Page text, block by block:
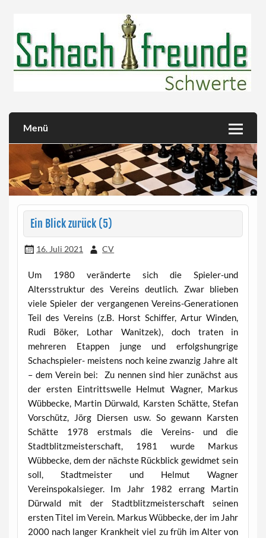
Menü
Ein Blick zurück (5)
16. Juli 2021 CV
Um 1980 veränderte sich die Spieler-und
Altersstruktur des Vereins deutlich. Zwar blieben
viele Spieler der vergangenen Vereins-Generationen
Teil des Vereins (z.B. Horst Schiffer, Artur Winden,
Rudi Böker, Lothar Wanitzek), doch traten in
mehreren Etappen junge und erfolgshungrige
Schachspieler- meistens noch keine zwanzig Jahre alt
– dem Verein bei:
Zu nennen sind hier zunächst aus
der ersten Eintrittswelle Helmut Wagner, Markus
Wübbecke, Martin Dürwald, Karsten Schätte, Stefan
Vorschütz, Jörg Diersen usw. So gewann Karsten
Schätte 1978 erstmals die Vereins- und die
Stadtblitzmeisterschaft, 1981 wurde Markus
Wübbecke, dem der nächste Rückblick gewidmet sein
soll, Stadtmeister und Helmut Wagner
Vereinspokalsieger. Im Jahr 1982 errang Martin
Dürwald mit der Stadtblitzmeisterschaft seinen
ersten Titel im Verein. Markus Wübbecke, der im Jahr
2000 nach langer Krankheit viel zu früh im Alter von